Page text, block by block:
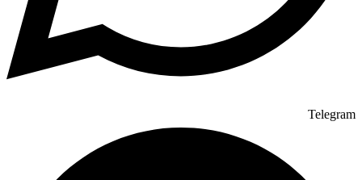
Telegram